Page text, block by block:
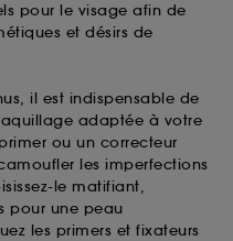
pour le visage afin de
et désirs de
il est indispensable de
adaptée à votre
ou un correcteur
les imperfections
le matifiant,
pour une peau
les primers et fixateurs